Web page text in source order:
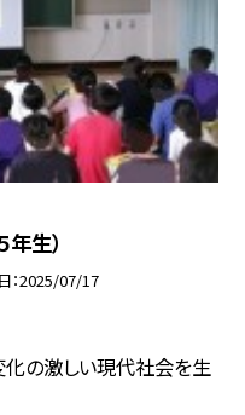
生）
2025/07/17
化の激しい現代社会を生